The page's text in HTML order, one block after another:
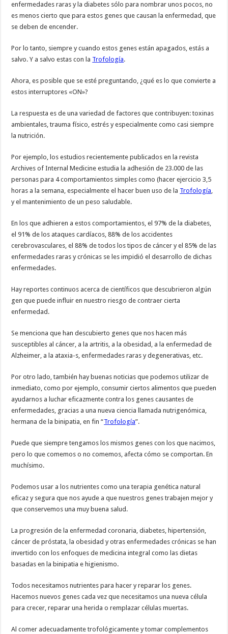
enfermedades raras y la diabetes sólo para nombrar unos pocos, no
es menos cierto que para estos genes que causan la enfermedad, que
se deben de encender.
Por lo tanto, siempre y cuando estos genes están apagados, estás a
salvo. Y a salvo estas con la Trofología.
Ahora, es posible que se esté preguntando, ¿qué es lo que convierte a
estos interruptores «ON»?
La respuesta es de una variedad de factores que contribuyen: toxinas
ambientales, trauma físico, estrés y especialmente como casi siempre
la nutrición.
Por ejemplo, los estudios recientemente publicados en la revista
Archives of Internal Medicine estudia la adhesión de 23.000 de las
personas para 4 comportamientos simples como (hacer ejercicio 3,5
horas a la semana, especialmente el hacer buen uso de la Trofología,
y el mantenimiento de un peso saludable.
En los que adhieren a estos comportamientos, el 97% de la diabetes,
el 91% de los ataques cardíacos, 88% de los accidentes
cerebrovasculares, el 88% de todos los tipos de cáncer y el 85% de las
enfermedades raras y crónicas se les impidió el desarrollo de dichas
enfermedades.
Hay reportes continuos acerca de científicos que descubrieron algún
gen que puede influir en nuestro riesgo de contraer cierta
enfermedad.
Se menciona que han descubierto genes que nos hacen más
susceptibles al cáncer, a la artritis, a la obesidad, a la enfermedad de
Alzheimer, a la ataxia-s, enfermedades raras y degenerativas, etc.
Por otro lado, también hay buenas noticias que podemos utilizar de
inmediato, como por ejemplo, consumir ciertos alimentos que pueden
ayudarnos a luchar eficazmente contra los genes causantes de
enfermedades, gracias a una nueva ciencia llamada nutrigenómica,
hermana de la binipatia, en fin “Trofología”.
Puede que siempre tengamos los mismos genes con los que nacimos,
pero lo que comemos o no comemos, afecta cómo se comportan. En
muchísimo.
Podemos usar a los nutrientes como una terapia genética natural
eficaz y segura que nos ayude a que nuestros genes trabajen mejor y
que conservemos una muy buena salud.
La progresión de la enfermedad coronaria, diabetes, hipertensión,
cáncer de próstata, la obesidad y otras enfermedades crónicas se han
invertido con los enfoques de medicina integral como las dietas
basadas en la binipatia e higienismo.
Todos necesitamos nutrientes para hacer y reparar los genes.
Hacemos nuevos genes cada vez que necesitamos una nueva célula
para crecer, reparar una herida o remplazar células muertas.
Al comer adecuadamente trofológicamente y tomar complementos